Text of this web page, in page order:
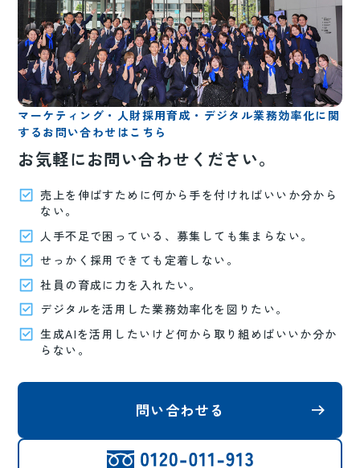
マーケティング・人財採用育成・デジタル業務効率化に関
するお問い合わせはこちら
お気軽にお問い合わせください。
売上を伸ばすために何から手を付ければいいか分から
ない。
人手不足で困っている、募集しても集まらない。
せっかく採用できても定着しない。
社員の育成に力を入れたい。
デジタルを活用した業務効率化を図りたい。
生成AIを活用したいけど何から取り組めばいいか分か
らない。
問い合わせる